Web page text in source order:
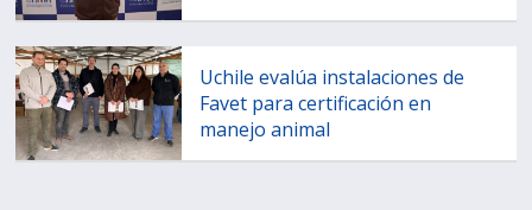
Uchile evalúa instalaciones de
Favet para certificación en
manejo animal